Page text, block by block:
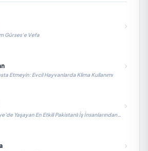
Gürses'e Vefa
Etmeyin: Evcil Hayvanlarda Klima Kullanımı
Yaşayan En Etkili Pakistanlı İş İnsanlarından
Diplomasiyi Güçlendiriyor